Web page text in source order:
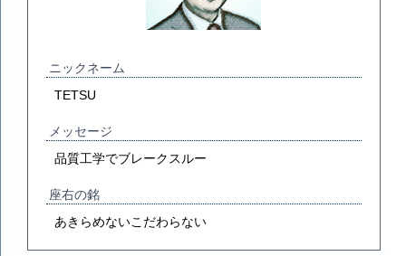
ニックネーム
TETSU
メッセージ
品質工学でブレークスルー
座右の銘
あきらめないこだわらない